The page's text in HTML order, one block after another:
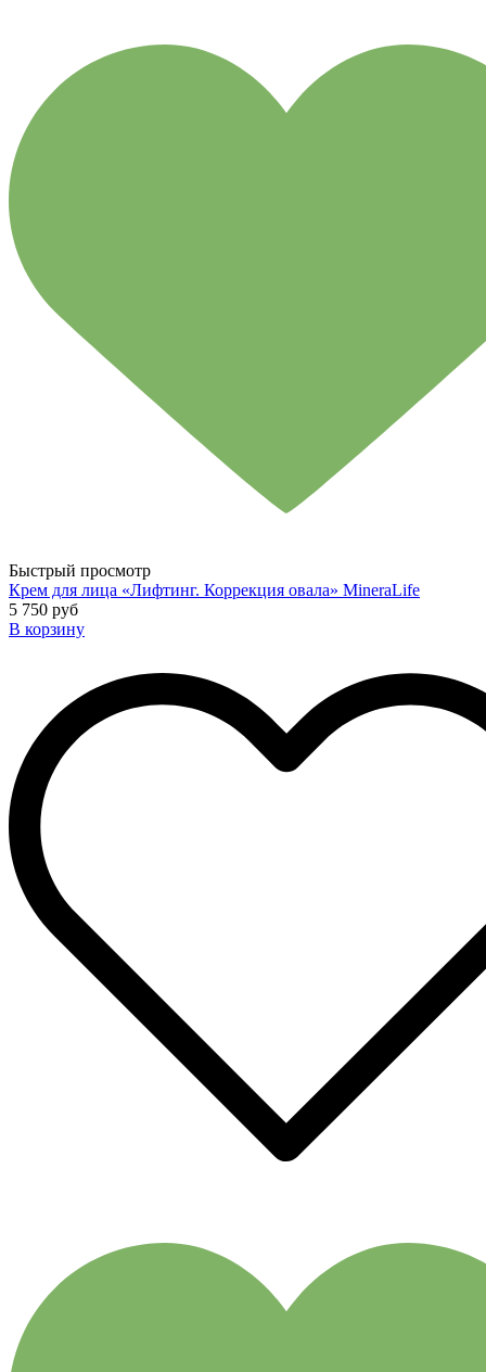
Быстрый просмотр
Крем для лица «Лифтинг. Коррекция овала» MineraLife
5 750 руб
В корзину